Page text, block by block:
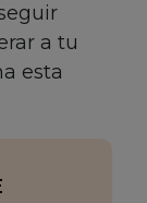
a tu
esta